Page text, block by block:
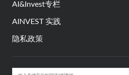
AI&Invest专栏
AINVEST 实践
隐私政策
Sidebar